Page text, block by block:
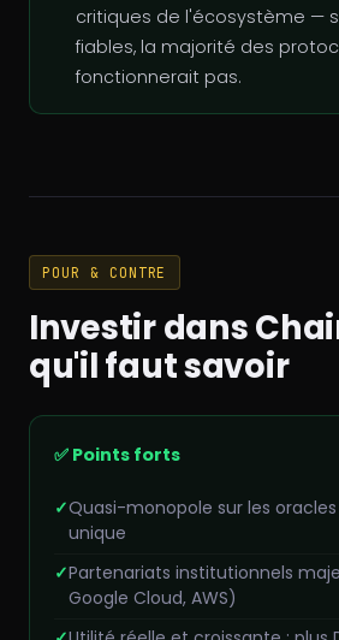
critiques de l'écosystème —
fiables, la majorité des
fonctionnerait pas.
POUR & CONTRE
Investir dans
qu'il faut savoir
✅ Points forts
Quasi-monopole sur les
unique
Partenariats institutionnels
Google Cloud, AWS)